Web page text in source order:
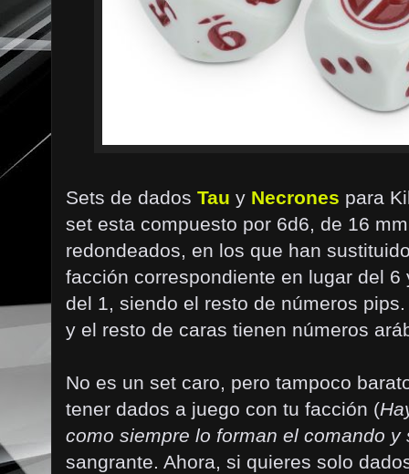
Sets de dados Tau y Necrones para
set esta compuesto por 6d6, de 16
redondeados, en los que han
facción correspondiente en lugar del
del 1, siendo el resto de números
y el resto de caras tienen números
No es un set caro, pero tampoco
tener dados a juego con tu facción (
como siempre lo forman el comando y
sangrante. Ahora, si quieres solo